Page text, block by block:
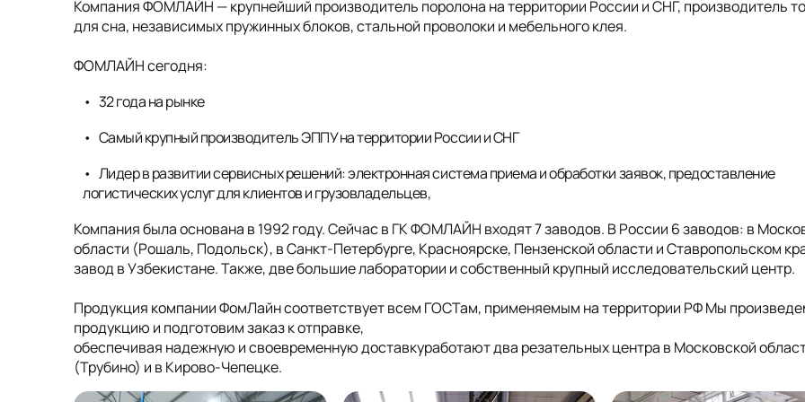
Компания ФОМЛАЙН — крупнейший производитель поролона на территории России и СНГ, производитель
для сна, независимых пружинных блоков, стальной проволоки и мебельного клея.
ФОМЛАЙН сегодня:
32 года на рынке
Самый крупный производитель ЭППУ на территории России и СНГ
Лидер в развитии сервисных решений: электронная система приема и обработки заявок, предоставление
логистических услуг для клиентов и грузовладельцев,
Компания была основана в 1992 году. Сейчас в ГК ФОМЛАЙН входят 7 заводов. В России 6 заводов: в
области (Рошаль, Подольск), в Санкт-Петербурге, Красноярске, Пензенской области и Ставропольском
завод в Узбекистане. Также, две большие лаборатории и собственный крупный исследовательский центр.
Продукция компании ФомЛайн соответствует всем ГОСТам, применяемым на территории РФ Мы
продукцию и подготовим заказ к отправке,
обеспечивая надежную и своевременную доставкуработают два резательных центра в Московской
(Трубино) и в Кирово-Чепецке.